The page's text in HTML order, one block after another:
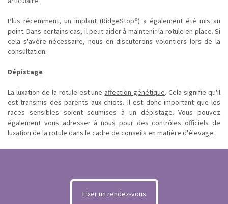
Plus récemment, un implant (RidgeStop®) a également été mis au
point. Dans certains cas, il peut aider à maintenir la rotule en place. Si
cela s'avère nécessaire, nous en discuterons volontiers lors de la
consultation.
Dépistage
La luxation de la rotule est une affection génétique. Cela signifie qu'il
est transmis des parents aux chiots. Il est donc important que les
races sensibles soient soumises à un dépistage. Vous pouvez
également vous adresser à nous pour des contrôles officiels de
luxation de la rotule dans le cadre de conseils en matière d'élevage.
Fixer un rendez-vous